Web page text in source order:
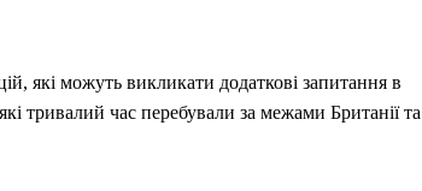
які можуть викликати додаткові запитання в
тривалий час перебували за межами Британії та